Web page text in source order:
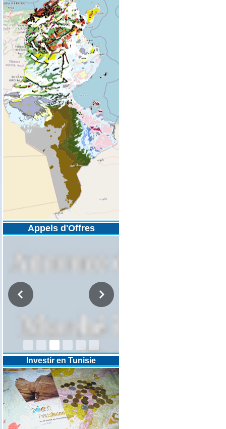
Appels d'Offres
EXERCICES 2025-2026-2027
Investir en Tunisie